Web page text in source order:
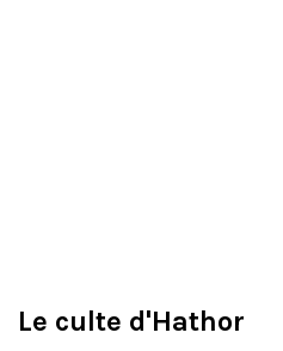
Le culte d'Hathor